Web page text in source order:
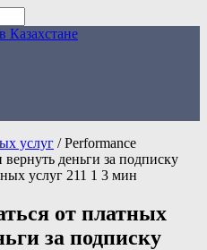
в
услуг /Performance
деньги за подписку
услуг 211 1 3 мин
от платных
за подписку